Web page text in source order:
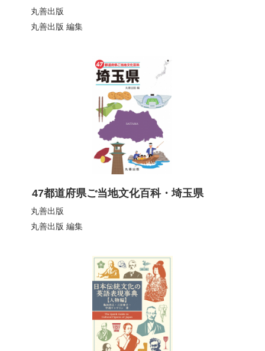
丸善出版
丸善出版 編集
47都道府県ご当地文化百科・埼玉県
丸善出版
丸善出版 編集